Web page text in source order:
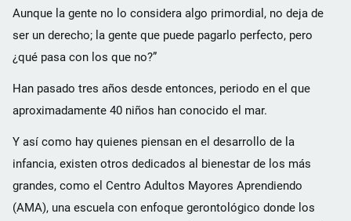
Aunque la gente no lo considera algo primordial, no deja de
ser un derecho; la gente que puede pagarlo perfecto, pero
¿qué pasa con los que no?”
Han pasado tres años desde entonces, periodo en el que
aproximadamente 40 niños han conocido el mar.
Y así como hay quienes piensan en el desarrollo de la
infancia, existen otros dedicados al bienestar de los más
grandes, como el Centro Adultos Mayores Aprendiendo
(AMA), una escuela con enfoque gerontológico donde los